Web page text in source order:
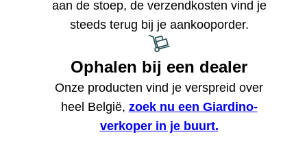
aan de stoep, de verzendkosten vind je
steeds terug bij je aankooporder.
Ophalen bij een dealer
Onze producten vind je verspreid over
heel België, zoek nu een Giardino-
verkoper in je buurt.